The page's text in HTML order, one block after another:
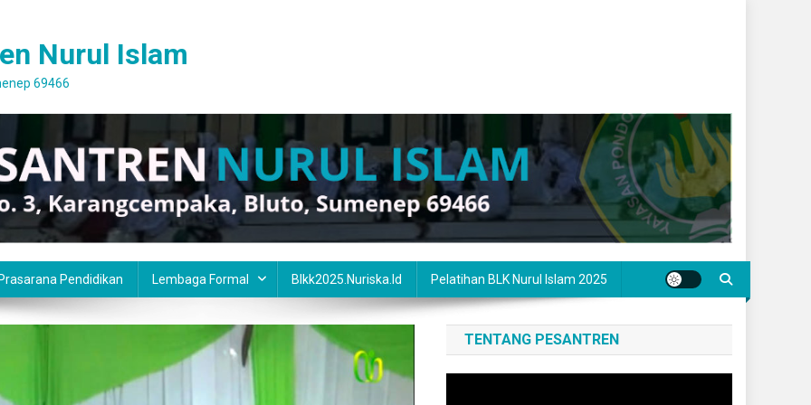
Nurul Islam
69466
Pendidikan Lembaga Formal Blkk2025.nuriska.id Pelatihan BLK Nurul Islam 2025
TENTANG PESANTREN